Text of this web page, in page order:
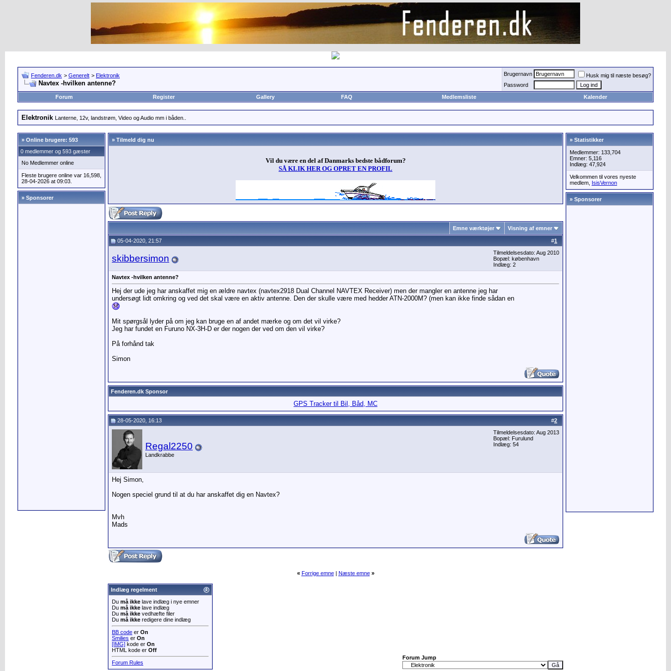
Fenderen.dk > Generelt > Elektronik
Navtex -hvilken antenne?
Brugernavn
Husk mig til næste besøg?
Password
Forum
Register Gallery FAQ Medlemsliste Kalender
Elektronik Lanterne, 12v, landstrøm, Video og Audio mm i båden..
» Online brugere: 593
0 medlemmer og 593 gæster
No Medlemmer online
Fleste brugere online var 16,598,
28-04-2026 at 09:03.
» Sponsorer
» Tilmeld dig nu
Vil du være en del af Danmarks bedste bådforum?
SÅ KLIK HER OG OPRET EN PROFIL
Emne værktøjer Visning af emner
#1
05-04-2020, 21:57
skibbersimon
Tilmeldelsesdato: Aug 2010
Bopæl: københavn
Indlæg: 2
Navtex -hvilken antenne?
Hej der ude jeg har anskaffet mig en ældre navtex (navtex2918 Dual Channel NAVTEX Receiver) men der mangler en antenne jeg har
undersøgt lidt omkring og ved det skal være en aktiv antenne. Den der skulle være med hedder ATN-2000M? (men kan ikke finde sådan en
Mit spørgsål lyder på om jeg kan bruge en af andet mærke og om det vil virke?
Jeg har fundet en Furuno NX-3H-D er der nogen der ved om den vil virke?
På forhånd tak
Simon
Fenderen.dk Sponsor
GPS Tracker til Bil, Båd, MC
#2
28-05-2020, 16:13
Regal2250
Landkrabbe
Tilmeldelsesdato: Aug 2013
Bopæl: Furulund
Indlæg: 54
Hej Simon,
Nogen speciel grund til at du har anskaffet dig en Navtex?
Mvh
Mads
« Forrige emne| Næste emne »
Indlæg regelment
Du må ikke lave indlæg i nye emner
Du må ikke lave indlæg
Du må ikke vedhæfte filer
Du må ikke redigere dine indlæg
BB code er On
Smilies er On
[IMG] kode er On
HTML kode er Off
Forum Rules
Forum Jump
» Statistikker
Medlemmer: 133,704
Emner: 5,116
Indlæg: 47,924
Velkommen til vores nyeste
medlem, IsisVernon
» Sponsorer